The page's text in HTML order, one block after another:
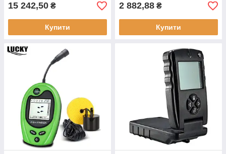
15 242,50 ₴
Купити
2 882,88 ₴
Купити